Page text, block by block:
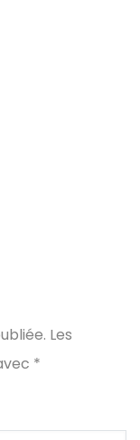
Les
*